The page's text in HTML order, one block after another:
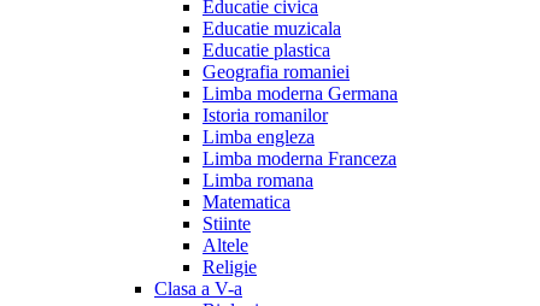
Educatie civica
Educatie muzicala
Educatie plastica
Geografia romaniei
Limba moderna Germana
Istoria romanilor
Limba engleza
Limba moderna Franceza
Limba romana
Matematica
Stiinte
Altele
Religie
Clasa a V-a